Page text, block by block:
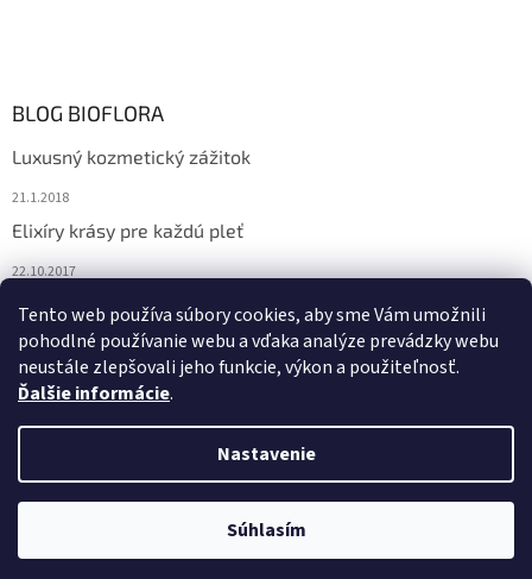
Tento web používa súbory cookies, aby sme Vám umožnili
pohodlné používanie webu a vďaka analýze prevádzky webu
neustále zlepšovali jeho funkcie, výkon a použiteľnosť.
Ďalšie informácie.
Nastavenie
Súhlasím
BLOG BIOFLORA
Luxusný kozmetický zážitok
21.1.2018
Elixíry krásy pre každú pleť
22.10.2017
Spoznajte prírodnú kozmetiku Sante
10.10.2017
Copyright 2026Bioflora.sk. Všetky práva vyhradené.Upraviť
nastavenie cookies